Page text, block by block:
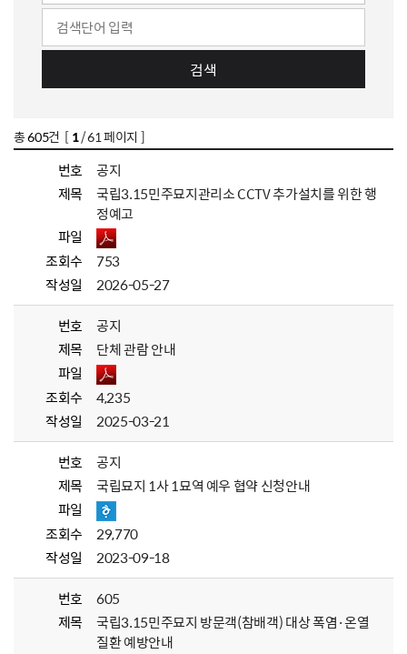
검색
총605건 [ 1/ 61 페이지 ]
번호
공지
제목
국립3.15민주묘지관리소 CCTV 추가설치를 위한 행
정예고
파일
조회수
753
작성일
2026-05-27
번호
공지
제목
단체 관람 안내
파일
조회수
4,235
작성일
2025-03-21
번호
공지
제목
국립묘지 1사 1묘역 예우 협약 신청안내
파일
조회수
29,770
작성일
2023-09-18
번호
605
제목
국립3.15민주묘지 방문객(참배객) 대상 폭염·온열
질환 예방안내